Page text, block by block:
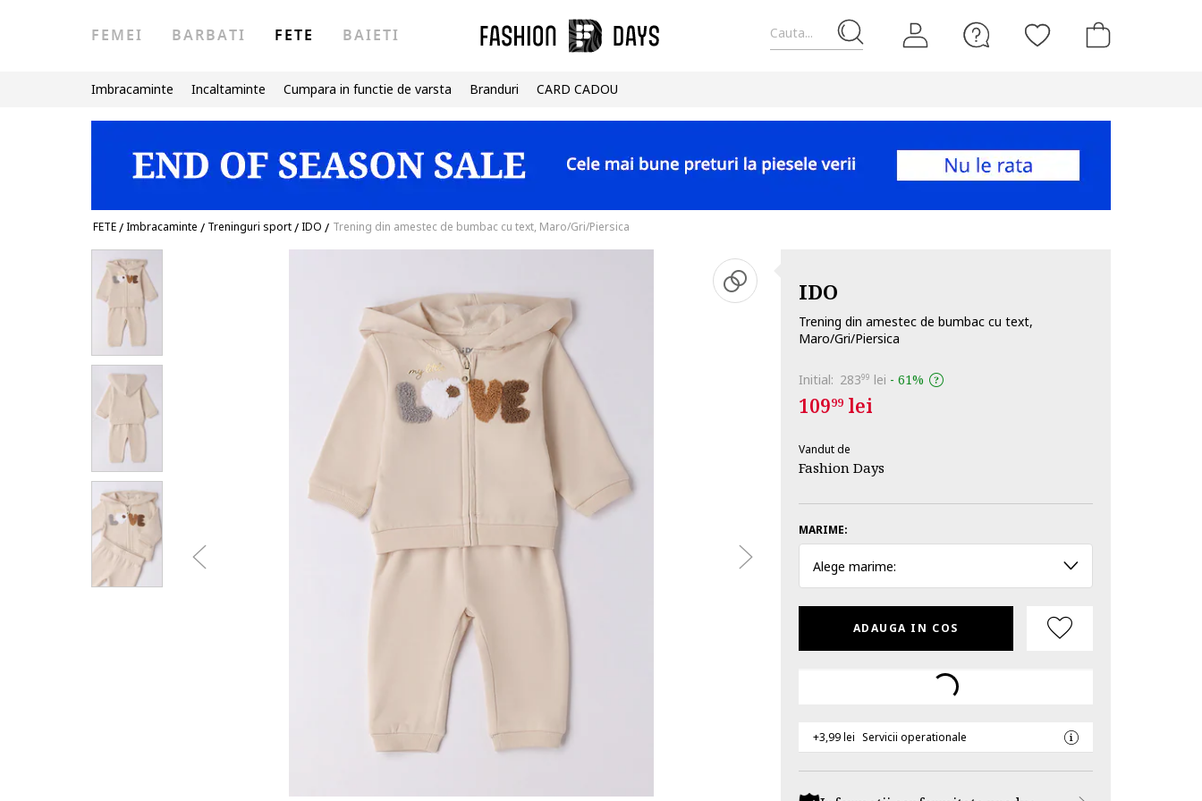
Cauta...
FEMEI BARBATI FETE BAIETI
Imbracaminte Incaltaminte Cumpara in functie de varsta Branduri CARD CADOU
FETE/Imbracaminte / Treninguri sport/IDO / Trening din amestec de bumbac cu text, Maro/Gri/Piersica
IDO
Trening din amestec de bumbac cu text,
Maro/Gri/Piersica
Initial: 28399 lei - 61%
10999lei
Vandut de
Fashion Days
MARIME:
Alege marime:
ADAUGA IN COS
+3,99 lei Servicii operationale